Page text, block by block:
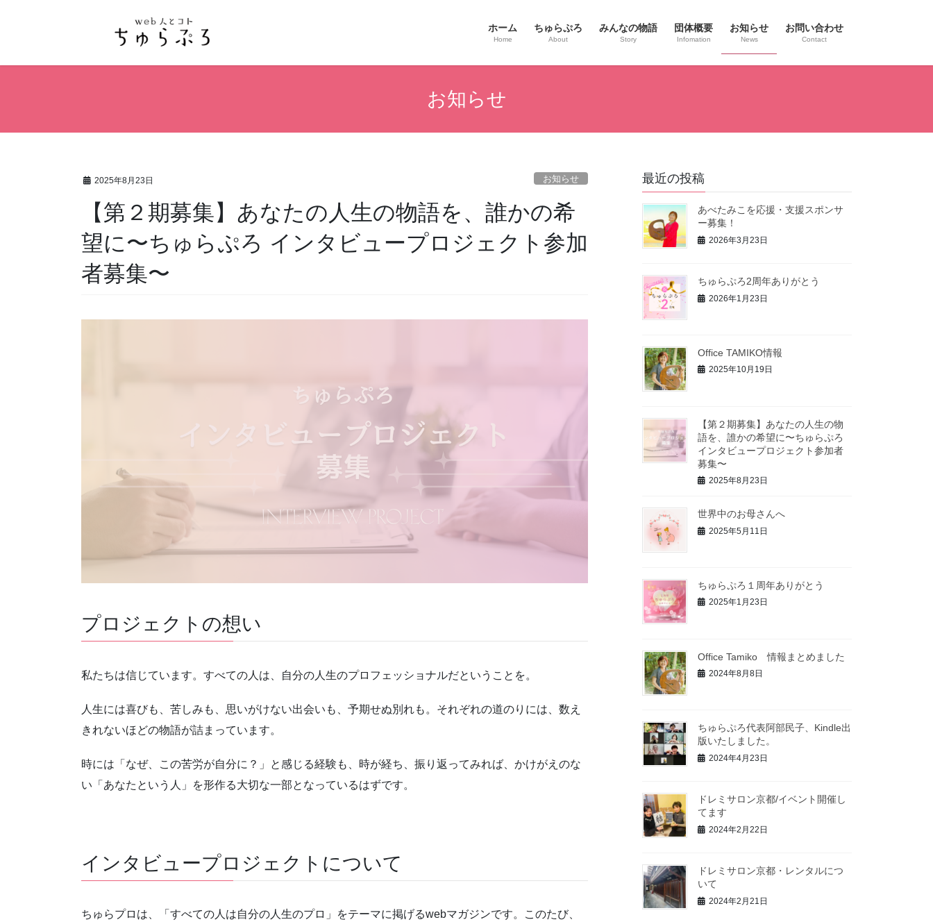
ホーム
Home
ちゅらぷろ
About
みんなの物語
Story
団体概要
Infomation
お知らせ
News
お問い合わせ
Contact
お知らせ
2025年8月23日 お知らせ
【第２期募集】あなたの人生の物語を、誰かの希
望に〜ちゅらぷろ インタビュープロジェクト参加
者募集〜
プロジェクトの想い
私たちは信じています。すべての人は、自分の人生のプロフェッショナルだということを。
人生には喜びも、苦しみも、思いがけない出会いも、予期せぬ別れも。それぞれの道のりには、数え
きれないほどの物語が詰まっています。
時には「なぜ、この苦労が自分に？」と感じる経験も、時が経ち、振り返ってみれば、かけがえのな
い「あなたという人」を形作る大切な一部となっているはずです。
インタビュープロジェクトについて
ちゅらプロは、「すべての人は自分の人生のプロ」をテーマに掲げるwebマガジンです。このたび、
最近の投稿
あべたみこを応援・支援スポンサ
ー募集！
2026年3月23日
ちゅらぷろ2周年ありがとう
2026年1月23日
Office TAMIKO情報
2025年10月19日
【第２期募集】あなたの人生の物
語を、誰かの希望に〜ちゅらぷろ
インタビュープロジェクト参加者
募集〜
2025年8月23日
世界中のお母さんへ
2025年5月11日
ちゅらぷろ１周年ありがとう
2025年1月23日
Office Tamiko 情報まとめました
2024年8月8日
ちゅらぷろ代表阿部民子、Kindle出
版いたしました。
2024年4月23日
ドレミサロン京都/イベント開催し
てます
2024年2月22日
ドレミサロン京都・レンタルにつ
いて
2024年2月21日